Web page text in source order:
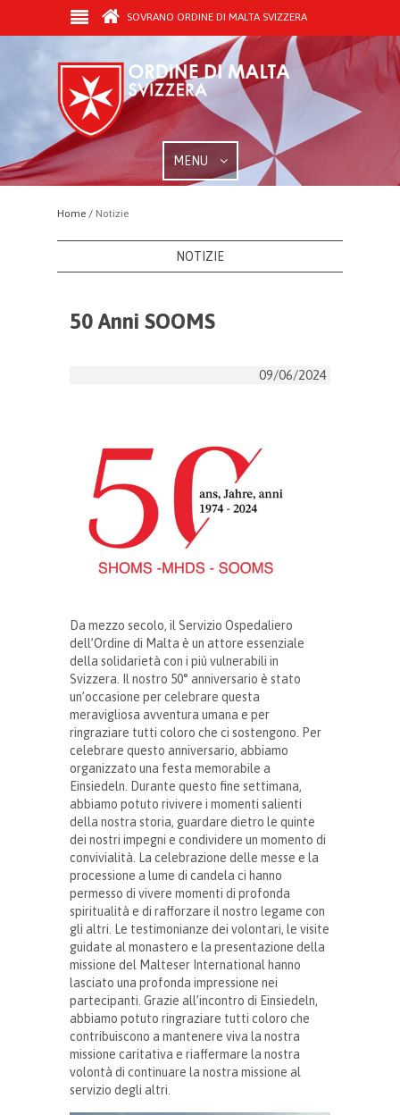
SOVRANO ORDINE DI MALTA SVIZZERA
MENU
Home / Notizie
NOTIZIE
50 Anni SOOMS
09/06/2024
Da mezzo secolo, il Servizio Ospedaliero
dell’Ordine di Malta è un attore essenziale
della solidarietà con i più vulnerabili in
Svizzera. Il nostro 50° anniversario è stato
un’occasione per celebrare questa
meravigliosa avventura umana e per
ringraziare tutti coloro che ci sostengono. Per
celebrare questo anniversario, abbiamo
organizzato una festa memorabile a
Einsiedeln. Durante questo fine settimana,
abbiamo potuto rivivere i momenti salienti
della nostra storia, guardare dietro le quinte
dei nostri impegni e condividere un momento di
convivialità. La celebrazione delle messe e la
processione a lume di candela ci hanno
permesso di vivere momenti di profonda
spiritualità e di rafforzare il nostro legame con
gli altri. Le testimonianze dei volontari, le visite
guidate al monastero e la presentazione della
missione del Malteser International hanno
lasciato una profonda impressione nei
partecipanti. Grazie all’incontro di Einsiedeln,
abbiamo potuto ringraziare tutti coloro che
contribuiscono a mantenere viva la nostra
missione caritativa e riaffermare la nostra
volontà di continuare la nostra missione al
servizio degli altri.